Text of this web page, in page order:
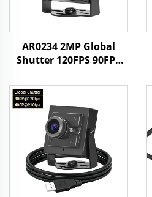
AR0234 2MP Global
Shutter 120FPS 90FPS
Android prepoznavanje
lica industrijska
kamera